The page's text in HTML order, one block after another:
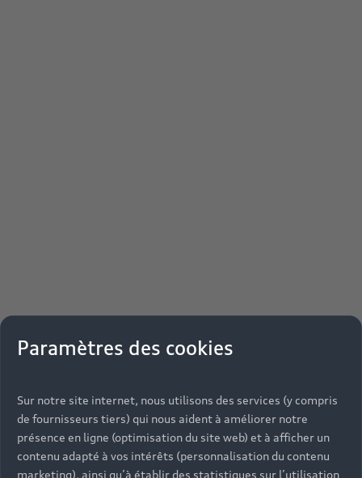
Paramètres des cookies
Sur notre site internet, nous utilisons des services (y compris
de fournisseurs tiers) qui nous aident à améliorer notre
présence en ligne (optimisation du site web) et à afficher un
contenu adapté à vos intérêts (personnalisation du contenu
marketing), ainsi qu’à établir des statistiques sur l’utilisation